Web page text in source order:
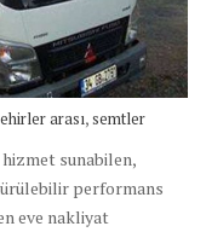
arası,semtler
sunabilen,
performans
eve nakliyat